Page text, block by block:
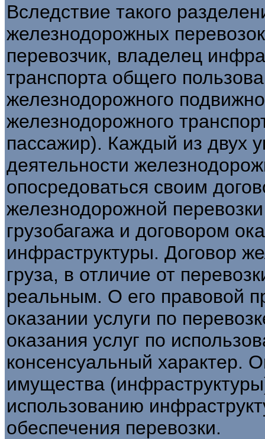
Вследствие такого
железнодорожных
перевозчик, владелец
транспорта общего
железнодорожного
железнодорожного
пассажир). Каждый из двух
деятельности
опосредоваться своим
железнодорожной
грузобагажа и договором
инфраструктуры. Договор
груза, в отличие от
реальным. О его правовой
оказании услуги по
оказания услуг по
консенсуальный характер.
имущества
использованию
обеспечения перевозки.